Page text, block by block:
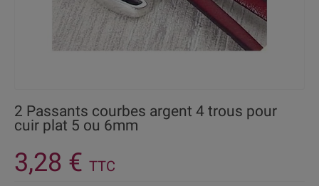
2 Passants courbes argent 4 trous pour
cuir plat 5 ou 6mm
3,28 € TTC